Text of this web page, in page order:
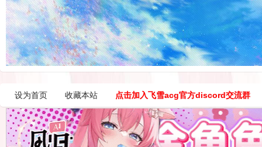
设为首页 收藏本站 点击加入飞雪acg官方discord交流群